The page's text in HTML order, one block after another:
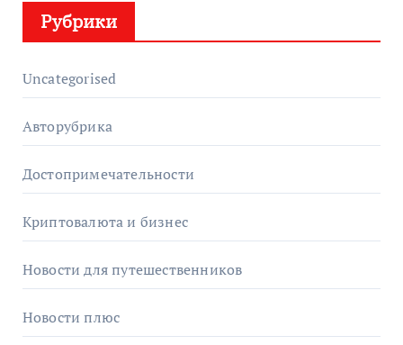
Рубрики
Uncategorised
Авторубрика
Достопримечательности
Криптовалюта и бизнес
Новости для путешественников
Новости плюс